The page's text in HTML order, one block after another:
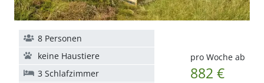
pro Woche ab
882 €
8 Personen
keine Haustiere
3 Schlafzimmer